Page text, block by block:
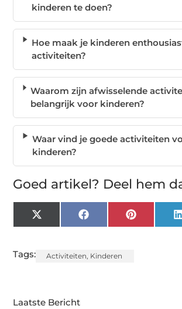
kinderen te doen?
Hoe maak je kinderen
activiteiten?
Waarom zijn afwisselende
belangrijk voor kinderen?
Waar vind je goede activiteiten
kinderen?
Goed artikel? Deel hem
X
(Twitter)
FacebookPinterest
Tags: Activiteiten, Kinderen
Laatste Bericht